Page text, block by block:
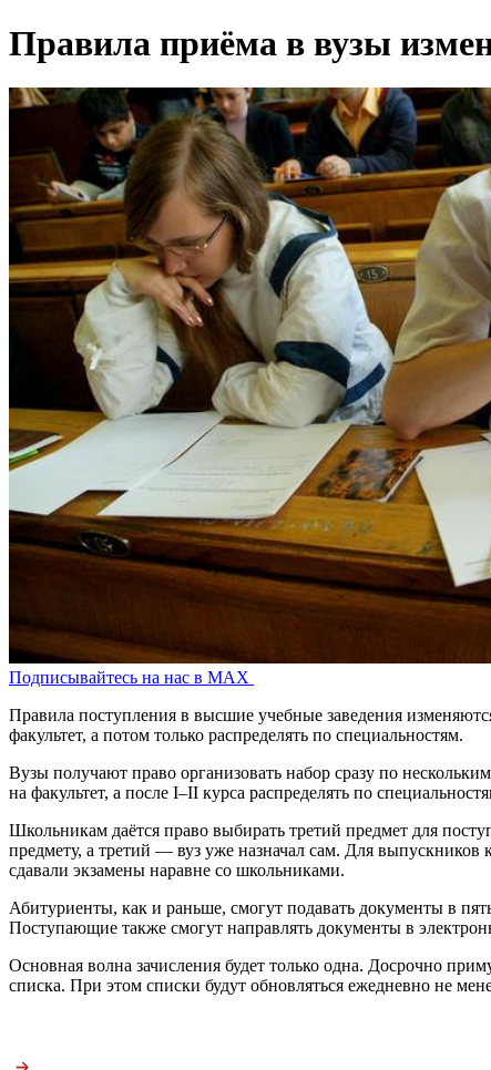
Правила приёма в вузы
Подписывайтесь на нас в MAX
Правила поступления в высшие учебные заведения
факультет, а потом только распределять по специальностям.
Вузы получают право организовать набор сразу по
на факультет, а после I–II курса распределять по
Школьникам даётся право выбирать третий предмет для
предмету, а третий — вуз уже назначал сам. Для выпускников
сдавали экзамены наравне со школьниками.
Абитуриенты, как и раньше, смогут подавать документы в
Поступающие также смогут направлять документы в
Основная волна зачисления будет только одна. Досрочно
списка. При этом списки будут обновляться ежедневно не